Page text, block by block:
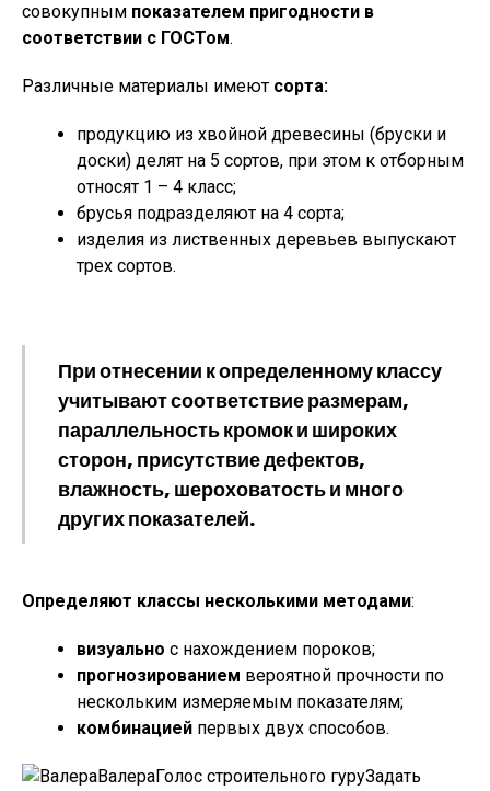
совокупным показателем пригодности в
соответствии с ГОСТом.
Различные материалы имеют сорта:
продукцию из хвойной древесины (бруски и
доски) делят на 5 сортов, при этом к отборным
относят 1 – 4 класс;
брусья подразделяют на 4 сорта;
изделия из лиственных деревьев выпускают
трех сортов.
При отнесении к определенному классу
учитывают соответствие размерам,
параллельность кромок и широких
сторон, присутствие дефектов,
влажность, шероховатость и много
других показателей.
Определяют классы несколькими методами:
визуально с нахождением пороков;
прогнозированием вероятной прочности по
нескольким измеряемым показателям;
комбинацией первых двух способов.
ВалераГолос строительного гуруЗадать